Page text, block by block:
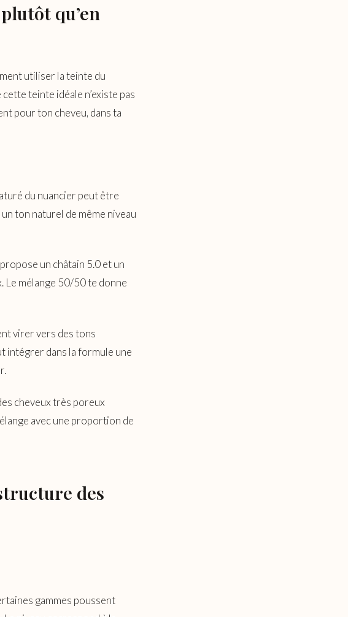
qu’en
utiliser la teinte du
teinte idéale n’existe pas
pour ton cheveu, dans ta
du nuancier peut être
ton naturel de même niveau
un châtain 5.0 et un
Le mélange 50/50 te donne
virer vers des tons
intégrer dans la formule une
cheveux très poreux
avec une proportion de
des
gammes poussent